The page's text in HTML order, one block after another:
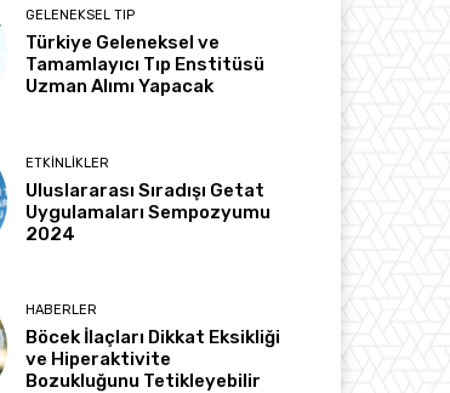
GELENEKSEL TIP
Türkiye Geleneksel ve
Tamamlayıcı Tıp Enstitüsü
Uzman Alımı Yapacak
ETKINLIKLER
Uluslararası Sıradışı Getat
Uygulamaları Sempozyumu
2024
HABERLER
Böcek İlaçları Dikkat Eksikliği
ve Hiperaktivite
Bozukluğunu Tetikleyebilir